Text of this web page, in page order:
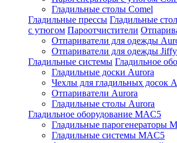
Гладильные столы Comel
Гладильные прессы Гладильные
с утюгом Пароотчистители
Отпариватели для одежды
Отпариватели для одежды Jiffy
Гладильные системы Гладильное
Гладильные доски Aurora
Чехлы для гладильных досок
Отпариватели Aurora
Гладильные столы Aurora
Гладильное оборудование MAC5
Гладильные парогенераторы
Гладильные системы MAC5